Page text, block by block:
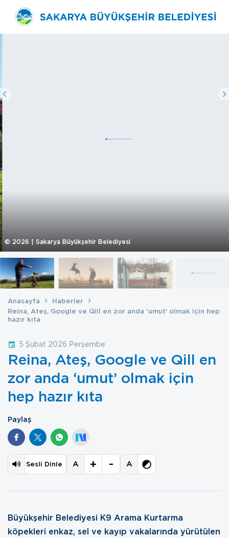
© 2026 | Sakarya Büyükşehir Belediyesi
Anasayfa
Haberler
Reina, Ateş, Google ve Qill en zor anda ‘umut’ olmak için hep
hazır kıta
5 Şubat 2026 Perşembe
Reina, Ateş, Google ve Qill en
zor anda ‘umut’ olmak için
hep hazır kıta
Paylaş
Sesli Dinle A + - A
Büyükşehir Belediyesi K9 Arama Kurtarma
köpekleri enkaz, sel ve kayıp vakalarında yürütülen